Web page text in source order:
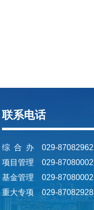
联系电话
综 合 办 029-87082962
项目管理 029-87080002
基金管理 029-87080002
重大专项 029-87082928